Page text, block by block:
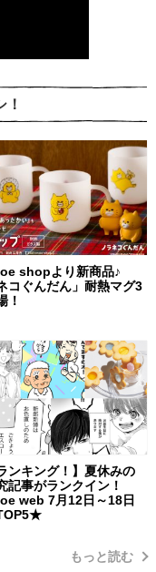
shopより新商品♪
コぐんだん」耐熱マグ3
！
ンキング！】夏休みの
記事がランクイン！
web 7月12日～18日
もっと読む